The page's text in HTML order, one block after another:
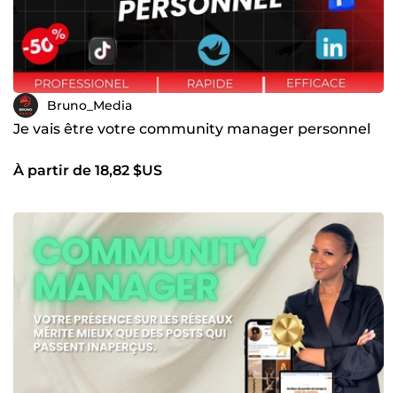
Bruno_Media
Je vais être votre community manager personnel
À partir de 18,82 $US